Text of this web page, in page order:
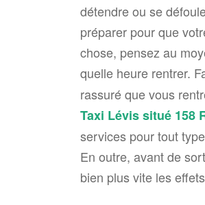
détendre ou se
préparer pour que
chose, pensez au
quelle heure rentrer.
rassuré que vous
Taxi Lévis situé 158
services pour tout
En outre, avant de
bien plus vite les